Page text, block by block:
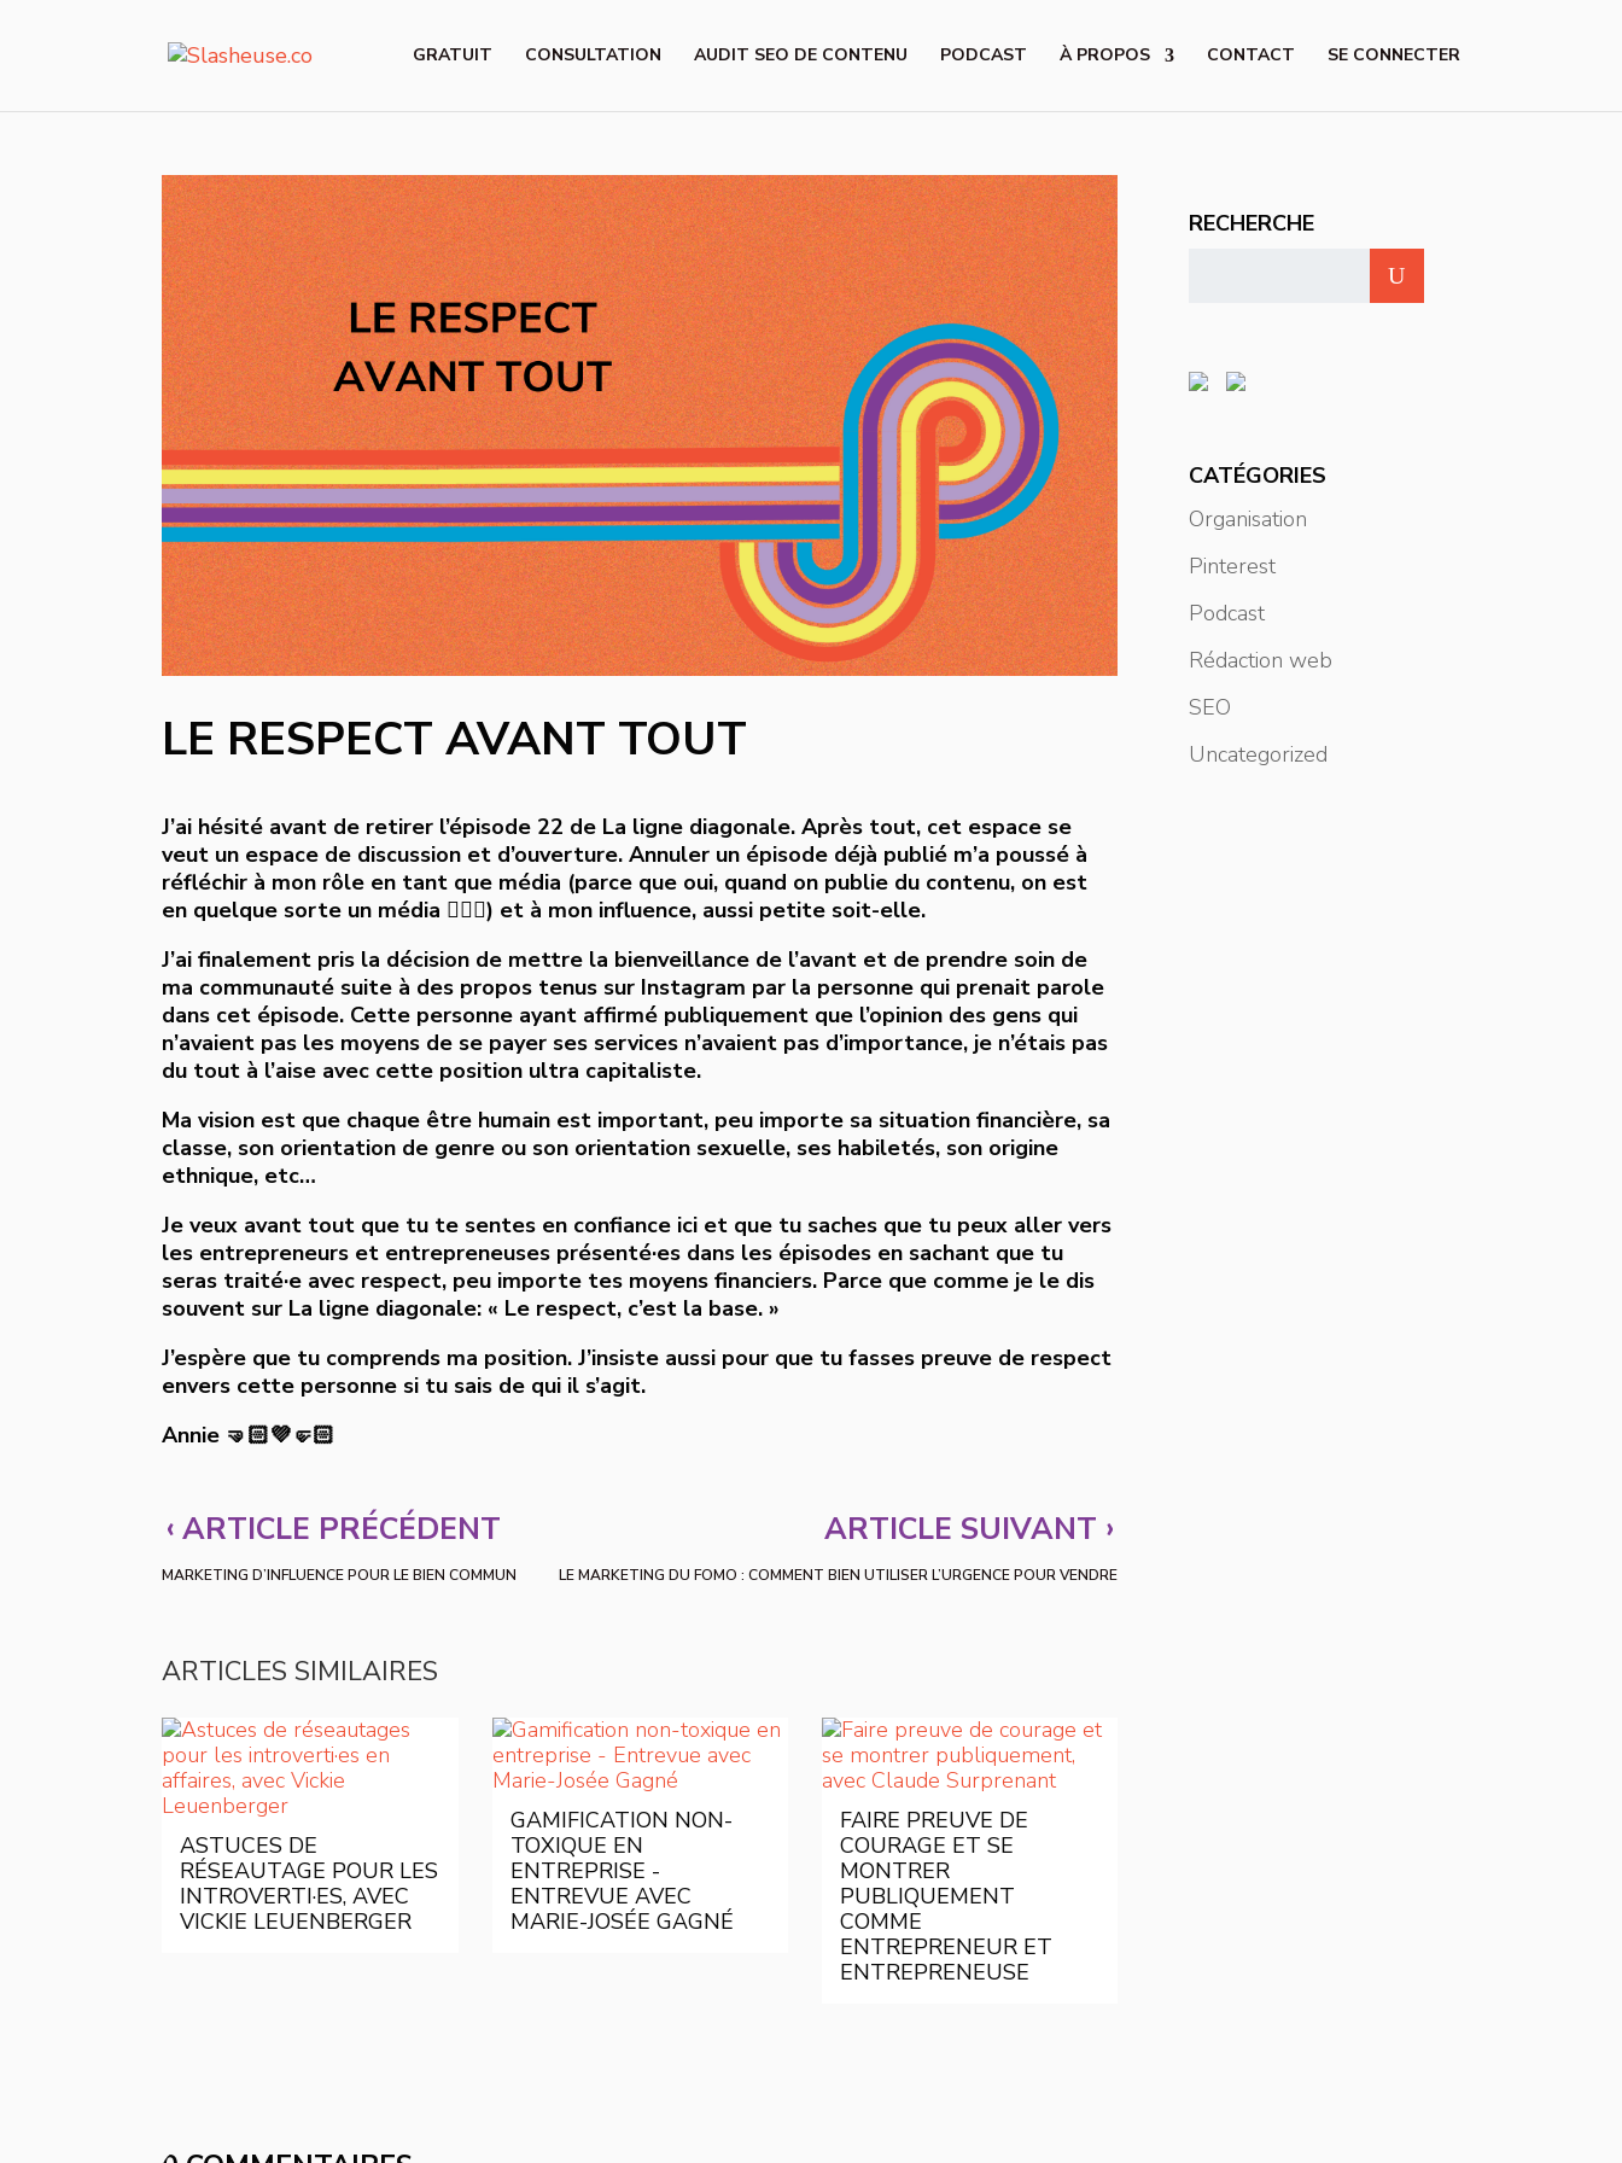
GRATUIT CONSULTATION AUDIT SEO DE CONTENU PODCAST À PROPOS CONTACT SE CONNECTER
LE RESPECT AVANT TOUT
J’ai hésité avant de retirer l’épisode 22 de La ligne diagonale. Après tout, cet espace se
veut un espace de discussion et d’ouverture. Annuler un épisode déjà publié m’a poussé à
réfléchir à mon rôle en tant que média (parce que oui, quand on publie du contenu, on est
en quelque sorte un média 🤷🏻‍♀️) et à mon influence, aussi petite soit-elle.
J’ai finalement pris la décision de mettre la bienveillance de l’avant et de prendre soin de
ma communauté suite à des propos tenus sur Instagram par la personne qui prenait parole
dans cet épisode. Cette personne ayant affirmé publiquement que l’opinion des gens qui
n’avaient pas les moyens de se payer ses services n’avaient pas d’importance, je n’étais pas
du tout à l’aise avec cette position ultra capitaliste.
Ma vision est que chaque être humain est important, peu importe sa situation financière, sa
classe, son orientation de genre ou son orientation sexuelle, ses habiletés, son origine
ethnique, etc…
Je veux avant tout que tu te sentes en confiance ici et que tu saches que tu peux aller vers
les entrepreneurs et entrepreneuses présenté·es dans les épisodes en sachant que tu
seras traité·e avec respect, peu importe tes moyens financiers. Parce que comme je le dis
souvent sur La ligne diagonale: « Le respect, c’est la base. »
J’espère que tu comprends ma position. J’insiste aussi pour que tu fasses preuve de respect
envers cette personne si tu sais de qui il s’agit.
Annie 🤜🏻💜🤛🏻
‹ ARTICLE PRÉCÉDENT
MARKETING D’INFLUENCE POUR LE BIEN COMMUN
ARTICLE SUIVANT ›
LE MARKETING DU FOMO : COMMENT BIEN UTILISER L’URGENCE POUR VENDRE
ARTICLES SIMILAIRES
ASTUCES DE
RÉSEAUTAGE POUR LES
INTROVERTI·ES, AVEC
VICKIE LEUENBERGER
GAMIFICATION NON-
TOXIQUE EN
ENTREPRISE -
ENTREVUE AVEC
MARIE-JOSÉE GAGNÉ
FAIRE PREUVE DE
COURAGE ET SE
MONTRER
PUBLIQUEMENT
COMME
ENTREPRENEUR ET
ENTREPRENEUSE
RECHERCHE
CATÉGORIES
Organisation
Pinterest
Podcast
Rédaction web
SEO
Uncategorized